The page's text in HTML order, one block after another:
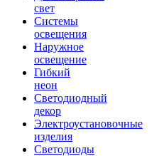
свет
Системы
освещения
Наружное
освещение
Гибкий
неон
Светодиодный
декор
Электроустановочные
изделия
Светодиоды